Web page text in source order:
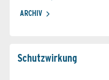
ARCHIV
Schutz­wirkung